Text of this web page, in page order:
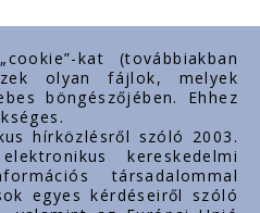
kat (továbbiakban
olyan fájlok, melyek
böngészőjében. Ehhez
hírközlésről szóló 2003.
kereskedelmi
társadalommal
egyes kérdéseiről szóló